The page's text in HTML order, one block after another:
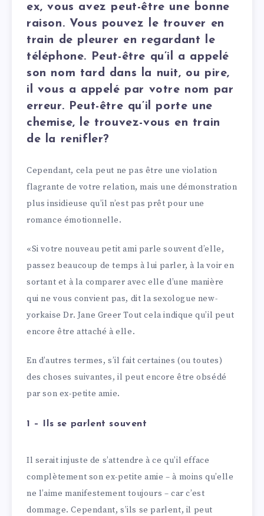
ex, vous avez peut-être une bonne
raison. Vous pouvez le trouver en
train de pleurer en regardant le
téléphone. Peut-être qu’il a appelé
son nom tard dans la nuit, ou pire,
il vous a appelé par votre nom par
erreur. Peut-être qu’il porte une
chemise, le trouvez-vous en train
de la renifler?
Cependant, cela peut ne pas être une violation
flagrante de votre relation, mais une démonstration
plus insidieuse qu’il n’est pas prêt pour une
romance émotionnelle.
«Si votre nouveau petit ami parle souvent d’elle,
passez beaucoup de temps à lui parler, à la voir en
sortant et à la comparer avec elle d’une manière
qui ne vous convient pas, dit la sexologue new-
yorkaise Dr. Jane Greer Tout cela indique qu’il peut
encore être attaché à elle.
En d’autres termes, s’il fait certaines (ou toutes)
des choses suivantes, il peut encore être obsédé
par son ex-petite amie.
1 – Ils se parlent souvent
Il serait injuste de s’attendre à ce qu’il efface
complètement son ex-petite amie – à moins qu’elle
ne l’aime manifestement toujours – car c’est
dommage. Cependant, s’ils se parlent, il peut